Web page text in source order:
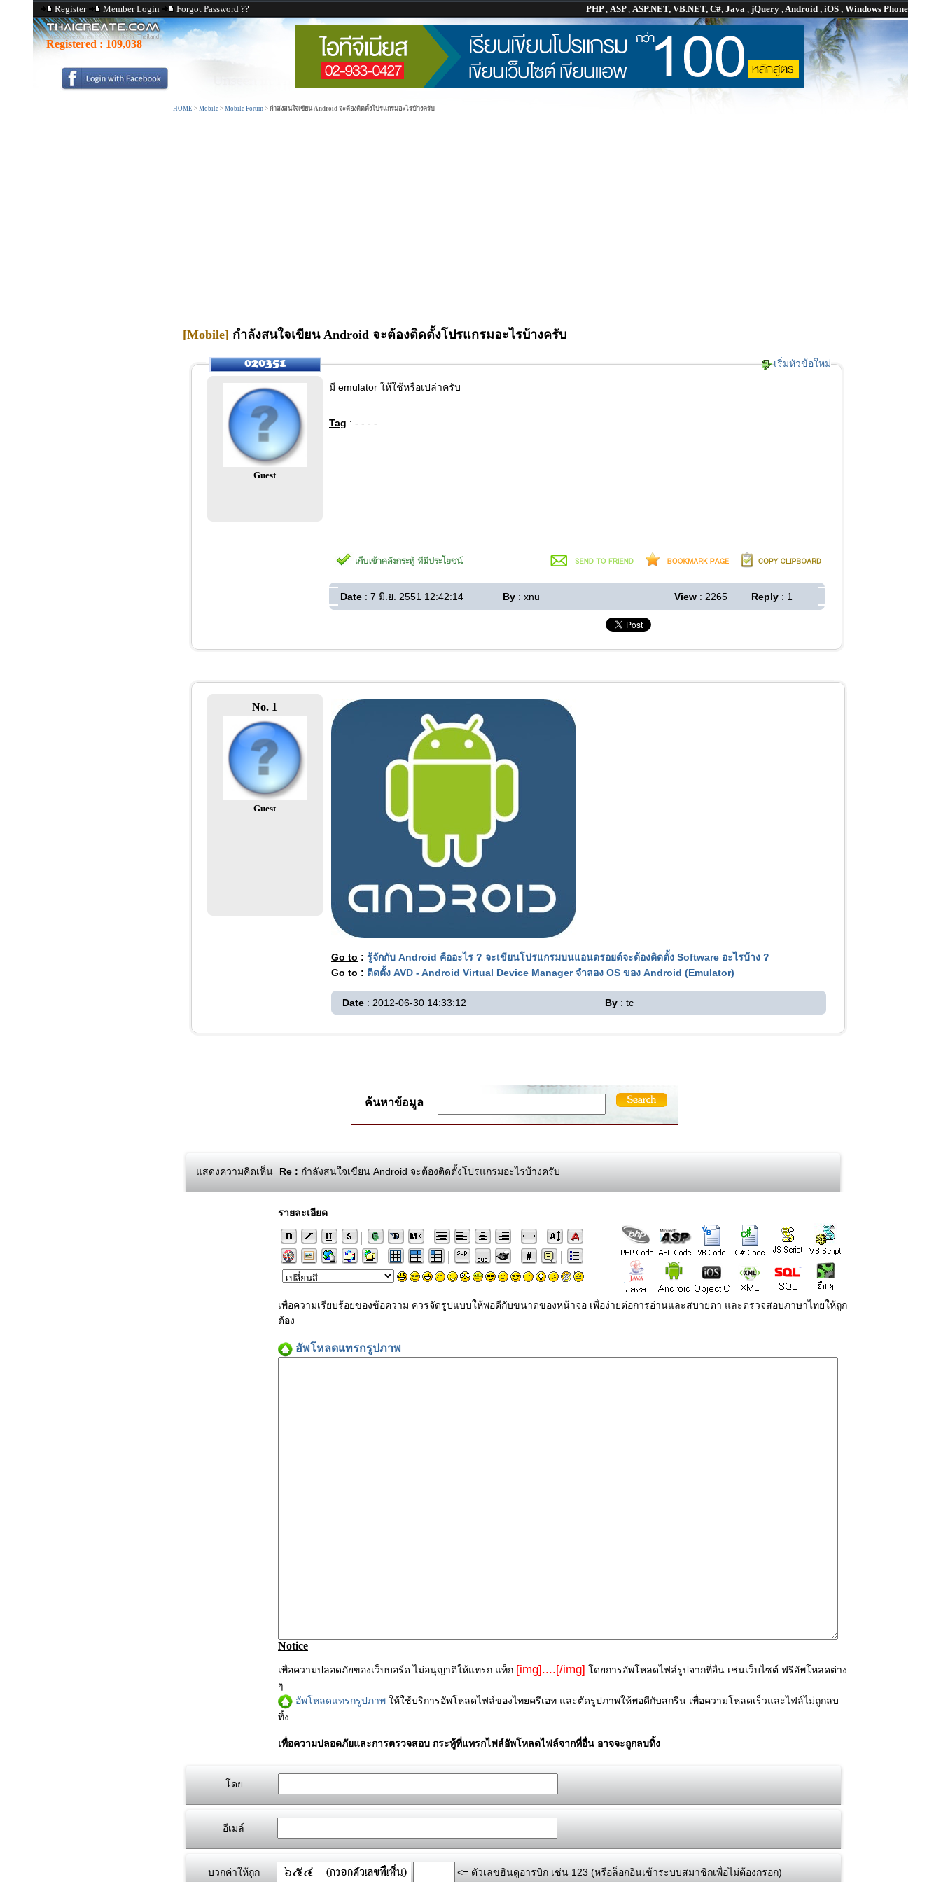
Register Member Login Forgot Password ?? PHP, ASP, ASP.NET, VB.NET, C#, Java , jQuery , Android , iOS , Windows Phone
Registered : 109,038
HOME > Mobile > Mobile Forum > กำลังสนใจเขียน Android จะต้องติดตั้งโปรแกรมอะไรบ้างครับ
[Mobile] กำลังสนใจเขียน Android จะต้องติดตั้งโปรแกรมอะไรบ้างครับ
เริ่มหัวข้อใหม่
Guest
มี emulator ให้ใช้หรือเปล่าครับ
Tag : - - - -
Date : 7 มิ.ย. 2551 12:42:14 By : xnu View : 2265 Reply : 1
No. 1
Guest
Go to : รู้จักกับ Android คืออะไร ? จะเขียนโปรแกรมบนแอนดรอยด์จะต้องติดตั้ง Software อะไรบ้าง ?
Go to : ติดตั้ง AVD - Android Virtual Device Manager จำลอง OS ของ Android (Emulator)
Date : 2012-06-30 14:33:12 By : tc
ค้นหาข้อมูล
แสดงความคิดเห็น Re : กำลังสนใจเขียน Android จะต้องติดตั้งโปรแกรมอะไรบ้างครับ
รายละเอียด
เพื่อความเรียบร้อยของข้อความ ควรจัดรูปแบบให้พอดีกับขนาดของหน้าจอ เพื่อง่ายต่อการอ่านและสบายตา และตรวจสอบภาษาไทยให้ถูก
ต้อง
อัพโหลดแทรกรูปภาพ
Notice
เพื่อความปลอดภัยของเว็บบอร์ด ไม่อนุญาติให้แทรก แท็ก [img]....[/img] โดยการอัพโหลดไฟล์รูปจากที่อื่น เช่นเว็บไซต์ ฟรีอัพโหลดต่าง
ๆ
อัพโหลดแทรกรูปภาพ ให้ใช้บริการอัพโหลดไฟล์ของไทยครีเอท และตัดรูปภาพให้พอดีกับสกรีน เพื่อความโหลดเร็วและไฟล์ไม่ถูกลบ
ทิ้ง
เพื่อความปลอดภัยและการตรวจสอบ กระทู้ที่แทรกไฟล์อัพโหลดไฟล์จากที่อื่น อาจจะถูกลบทิ้ง
โดย
อีเมล์
บวกค่าให้ถูก <= ตัวเลขฮินดูอารบิก เช่น 123 (หรือล็อกอินเข้าระบบสมาชิกเพื่อไม่ต้องกรอก)